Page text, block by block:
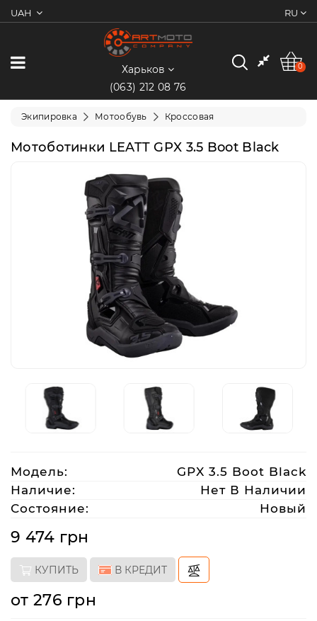
UAH RU
0
Категории
Мотоциклы
Квадроциклы
Электротранспорт
Экипировка
Аксессуары
(063)
212
08
76
artmoto.info@gmail.com
Режим
Харьков
(063) 212 08 76
0
Экипировка Мотообувь Кроссовая
Мотоботинки LEATT GPX 3.5 Boot Black
Модель:
GPX 3.5 Boot Black
Наличие:
Нет В Наличии
Состояние:
Новый
9 474 грн
КУПИТЬ В КРЕДИТ
от 276 грн